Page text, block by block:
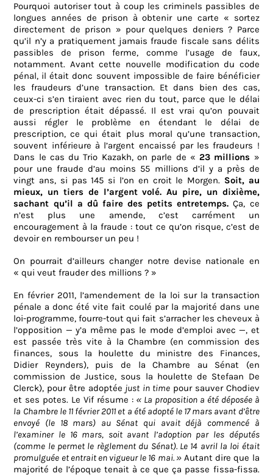
Pourquoi autoriser tout à coup les criminels passibles de
longues années de prison à obtenir une carte « sortez
directement de prison » pour quelques deniers ? Parce
qu’il n’y a pratiquement jamais fraude fiscale sans délits
passibles de prison ferme, comme l’usage de faux,
notamment. Avant cette nouvelle modification du code
pénal, il était donc souvent impossible de faire bénéficier
les fraudeurs d’une transaction. Et dans bien des cas,
ceux-ci s’en tiraient avec rien du tout, parce que le délai
de prescription était dépassé. Il est vrai qu’on pouvait
aussi régler le problème en étendant le délai de
prescription, ce qui était plus moral qu’une transaction,
souvent inférieure à l’argent encaissé par les fraudeurs !
Dans le cas du Trio Kazakh, on parle de «23 millions »
pour une fraude d’au moins 55 millions d’il y a près de
vingt ans, si pas 145 si l’on en croit le Morgen. Soit, au
mieux, un tiers de l’argent volé. Au pire, un dixième,
sachant qu’il a dû faire des petits entretemps.Ça, ce
n’est plus une amende, c’est carrément un
encouragement à la fraude : tout ce qu’on risque, c’est de
devoir en rembourser un peu !
On pourrait d’ailleurs changer notre devise nationale en
« qui veut frauder des millions ? »
En février 2011, l’amendement de la loi sur la transaction
pénale a donc été vite fait coulé par la majorité dans une
loi-programme, fourre-tout qui fait s’arracher les cheveux à
l’opposition — y’a même pas le mode d’emploi avec —, et
est passée très vite à la Chambre (en commission des
finances, sous la houlette du ministre des Finances,
Didier Reynders), puis de la Chambre au Sénat (en
commission de Justice, sous la houlette de Stefaan De
Clerck), pour être adoptée just in timepour sauver Chodiev
et ses potes. Le Vif résume : « La proposition a été déposée à
la Chambre le 11 février 2011 et a été adopté le 17 mars avant d’être
envoyé (le 18 mars) au Sénat qui avait déjà commencé à
l’examiner le 16 mars, soit avant l’adoption par les députés
(comme le permet le règlement du Sénat). Le 14 avril la loi était
promulguée et entrait en vigueur le 16 mai. »Autant dire que la
majorité de l’époque tenait à ce que ça passe fissa-fissa.